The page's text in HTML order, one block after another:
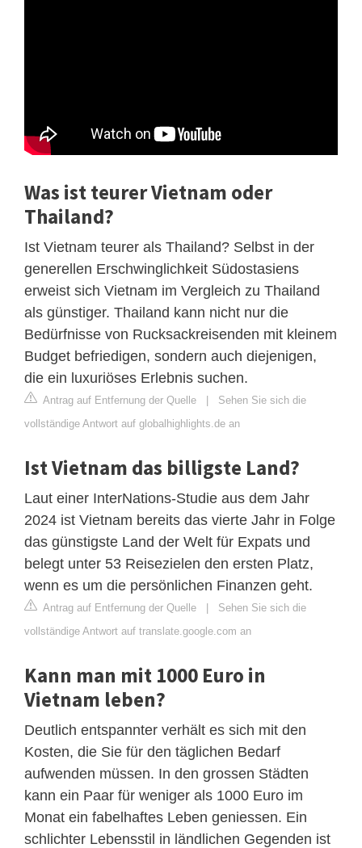
Was ist teurer Vietnam oder
Thailand?
Ist Vietnam teurer als Thailand? Selbst in der
generellen Erschwinglichkeit Südostasiens
erweist sich Vietnam im Vergleich zu Thailand
als günstiger. Thailand kann nicht nur die
Bedürfnisse von Rucksackreisenden mit kleinem
Budget befriedigen, sondern auch diejenigen,
die ein luxuriöses Erlebnis suchen.
Antrag auf Entfernung der Quelle | Sehen Sie sich die
vollständige Antwort auf globalhighlights.de an
Ist Vietnam das billigste Land?
Laut einer InterNations-Studie aus dem Jahr
2024 ist Vietnam bereits das vierte Jahr in Folge
das günstigste Land der Welt für Expats und
belegt unter 53 Reisezielen den ersten Platz,
wenn es um die persönlichen Finanzen geht.
Antrag auf Entfernung der Quelle | Sehen Sie sich die
vollständige Antwort auf translate.google.com an
Kann man mit 1000 Euro in
Vietnam leben?
Deutlich entspannter verhält es sich mit den
Kosten, die Sie für den täglichen Bedarf
aufwenden müssen. In den grossen Städten
kann ein Paar für weniger als 1000 Euro im
Monat ein fabelhaftes Leben geniessen. Ein
schlichter Lebensstil in ländlichen Gegenden ist